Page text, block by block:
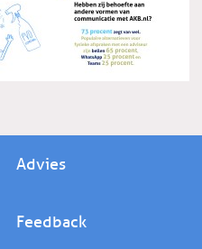
Advies
Feedback